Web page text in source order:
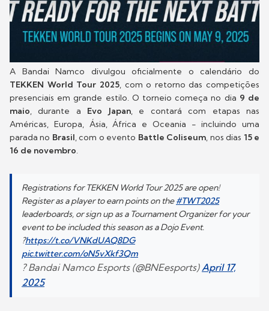
A Bandai Namco divulgou oficialmente o calendário do
TEKKEN World Tour 2025, com o retorno das competições
presenciais em grande estilo. O torneio começa no dia 9 de
maio, durante a Evo Japan, e contará com etapas nas
Américas, Europa, Ásia, África e Oceania - incluindo uma
parada no Brasil, com o evento Battle Coliseum, nos dias 15 e
16 de novembro.
Registrations for TEKKEN World Tour 2025 are open!
Register as a player to earn points on the#TWT2025
leaderboards, or sign up as a Tournament Organizer for your
event to be included this season as a Dojo Event.
?https://t.co/VNKdUAQ8DG
pic.twitter.com/oN5vXkf3Qm
? Bandai Namco Esports (@BNEesports)April 17,
2025